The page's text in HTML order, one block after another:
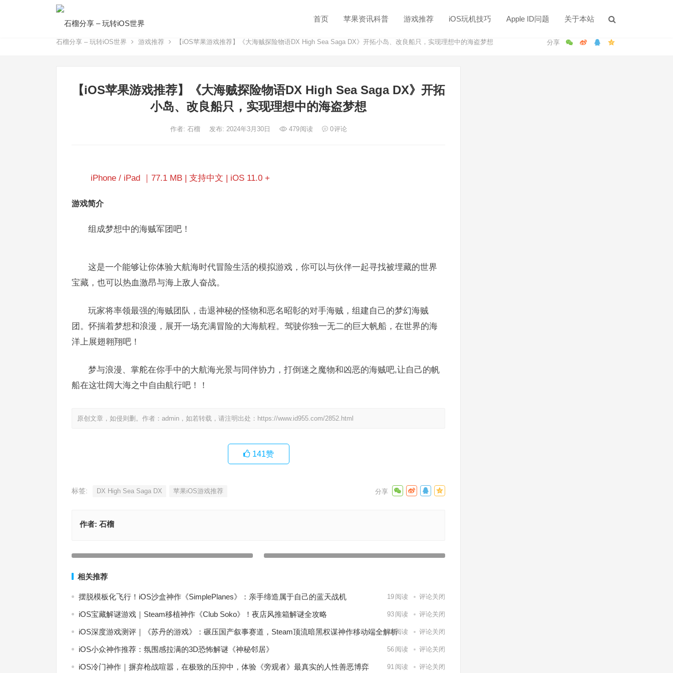
首页 苹果资讯科普 游戏推荐 iOS玩机技巧 Apple ID问题 关于本站
石榴分享 – 玩转iOS世界 游戏推荐 【iOS苹果游戏推荐】《​大海贼探险物语DX High Sea Saga DX》开拓小岛、改良船只，实现理想中的海盗梦想
【iOS苹果游戏推荐】《​大海贼探险物语DX High Sea Saga DX》开拓
小岛、改良船只，实现理想中的海盗梦想
作者: 石榴 发布: 2024年3月30日 479阅读 0评论
iPhone / iPad ｜77.1 MB | 支持中文 | iOS 11.0 +
游戏简介
组成梦想中的海贼军团吧！
这是一个能够让你体验大航海时代冒险生活的模拟游戏，你可以与伙伴一起寻找被埋藏的世界
宝藏，也可以热血激昂与海上敌人奋战。
玩家将率领最强的海贼团队，击退神秘的怪物和恶名昭彰的对手海贼，组建自己的梦幻海贼
团。怀揣着梦想和浪漫，展开一场充满冒险的大海航程。驾驶你独一无二的巨大帆船，在世界的海
洋上展翅翱翔吧！
梦与浪漫、掌舵在你手中的大航海光景与同伴协力，打倒迷之魔物和凶恶的海贼吧,让自己的帆
船在这壮阔大海之中自由航行吧！！
原创文章，如侵则删。作者：admin，如若转载，请注明出处： https://www.id955.com/2852.html
141赞
标签: DX High Sea Saga DX 苹果iOS游戏推荐
作者: 石榴
星集結
相关推荐
摆脱模板化飞行！iOS沙盒神作《SimplePlanes》：亲手缔造属于自己的蓝天战机 19 阅读 评论关闭
iOS宝藏解谜游戏｜Steam移植神作《Club Soko》！夜店风推箱解谜全攻略 93 阅读 评论关闭
iOS深度游戏测评｜《苏丹的游戏》：碾压国产叙事赛道，Steam顶流暗黑权谋神作移动端全解析
288阅读 评论关闭
iOS小众神作推荐：氛围感拉满的3D恐怖解谜《神秘邻居》 56 阅读 评论关闭
iOS冷门神作｜摒弃枪战喧嚣，在极致的压抑中，体验《旁观者》最真实的人性善恶博弈 91 阅读 评论关闭